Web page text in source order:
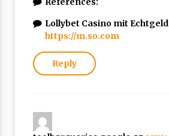
Lollybet Casino mit Echtgeld
https://m.so.com
Reply